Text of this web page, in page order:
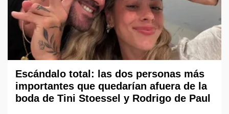
Escándalo total: las dos personas más
importantes que quedarían afuera de la
boda de Tini Stoessel y Rodrigo de Paul